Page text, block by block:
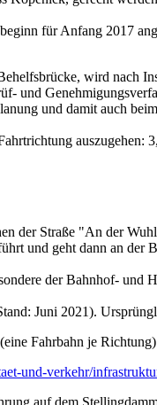
für Anfang 2017
wird nach
und
und damit auch
auszugehen:
der Straße "An der
und geht dann an
der Bahnhof- und
Juni 2021).
Fahrbahn je
und-verkehr/
auf dem